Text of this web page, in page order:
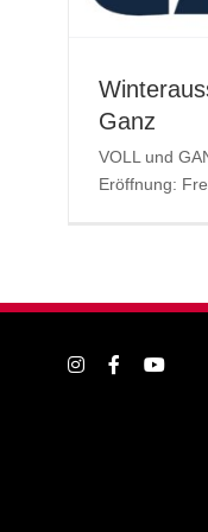
Ganz
VOLL und
Eröffnung: